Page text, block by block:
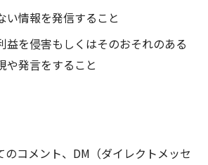
い情報を発信すること
益を侵害もしくはそのおそれのある
や発言をすること
のコメント、DM（ダイレクトメッセ